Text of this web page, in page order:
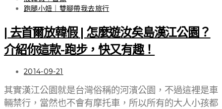
跑腿小妞｜雙腳帶我去旅行
| 去首爾放韓假 | 怎麼遊汝矣島漢江公園？
介紹你這款-跑步，快又有趣！
2014-09-21
其實漢江公園就是台灣俗稱的河濱公園，不過這裡是車
輛禁行，當然也不會有摩托車，所以所有的大人小孩都